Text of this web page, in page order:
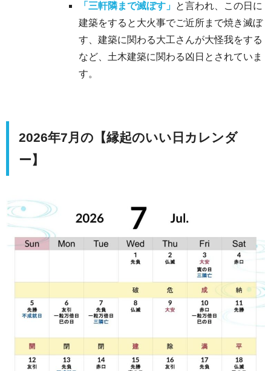
「三軒隣まで滅ぼす」 と言われ、この日に
建築をすると大火事でご近所まで焼き滅ぼ
す、建築に関わる大工さんが大怪我をする
など、土木建築に関わる凶日とされていま
す。
2026年7月の【縁起のいい日カレンダ
ー】